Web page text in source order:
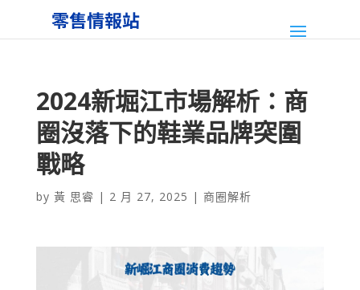
2024新堀江市場解析：商
圈沒落下的鞋業品牌突圍
戰略
by 黃 思睿 | 2 月 27, 2025 | 商圈解析